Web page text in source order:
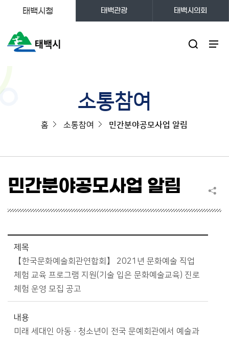
태백시청 태백관광 태백시의회
소통참여
홈 소통참여 민간분야공모사업 알림
민간분야공모사업 알림
제목
【한국문화예술회관연합회】 2021년 문화예술 직업
체험 교육 프로그램 지원(기술 입은 문화예술교육) 진로
체험 운영 모집 공고
내용
미래 세대인 아동 · 청소년이 전국 문예회관에서 예술과